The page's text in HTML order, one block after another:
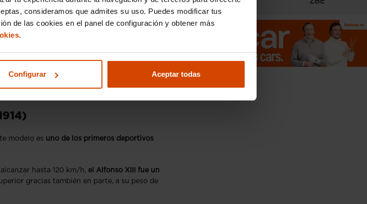
consideramos que admites su uso. Puedes modificar tus
de las cookies en el panel de configuración y obtener más
Configurar Aceptar todas
modelo es uno de los primeros deportivos
hasta 120 km/h, el Alfonso XIII fue un
gracias también en parte, a su peso de